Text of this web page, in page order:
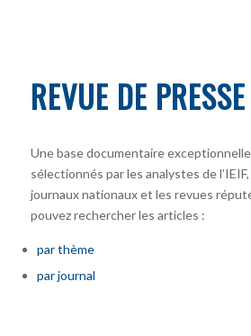
REVUE DE PRESSE
Une base documentaire
sélectionnés par les analystes de
journaux nationaux et les revues
pouvez rechercher les articles :
par thème
par journal